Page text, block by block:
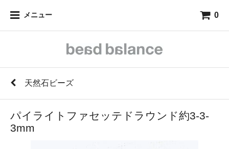
メニュー 0
天然石ビーズ
パイライトファセッテドラウンド約3-3-
3mm